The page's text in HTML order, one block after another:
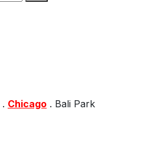
. Chicago . Bali Park